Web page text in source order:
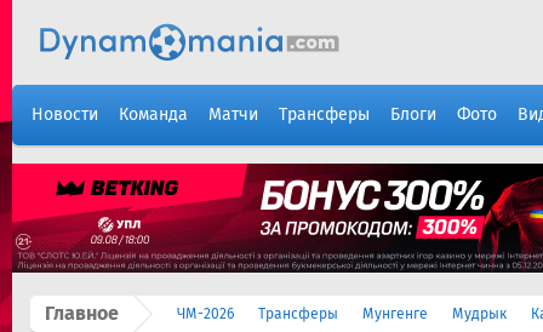
Новости Команда Матчи Трансферы Блоги Фото
Главное ЧМ-2026 Трансферы Мунгенге Мудрык